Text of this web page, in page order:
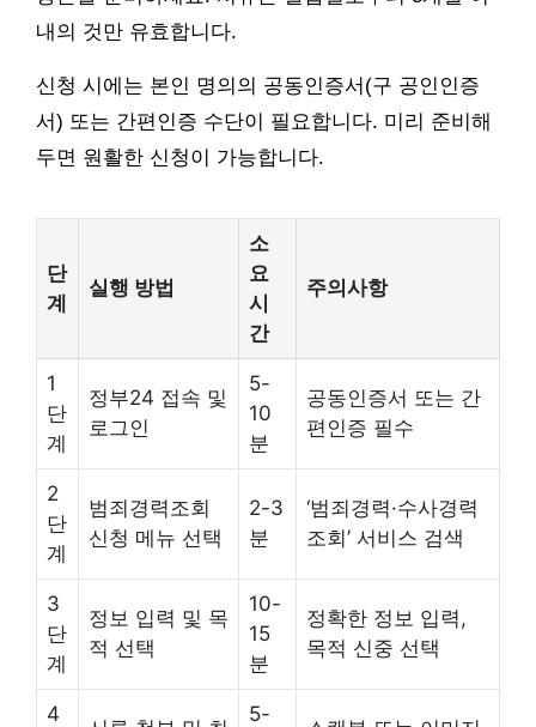
내의 것만 유효합니다.
신청 시에는 본인 명의의 공동인증서(구 공인인증
서) 또는 간편인증 수단이 필요합니다. 미리 준비해
두면 원활한 신청이 가능합니다.
단
계
실행 방법
소
요
시
간
주의사항
1
단
계
정부24 접속 및
로그인
5-
10
분
공동인증서 또는 간
편인증 필수
2
단
계
범죄경력조회
신청 메뉴 선택
2-3
분
‘범죄경력·수사경력
조회’ 서비스 검색
3
단
계
정보 입력 및 목
적 선택
10-
15
분
정확한 정보 입력,
목적 신중 선택
4 5-